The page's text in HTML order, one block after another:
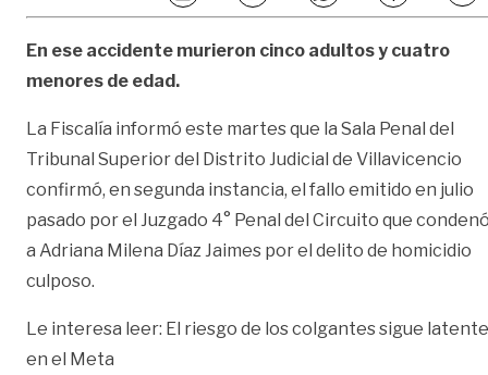
En ese accidente murieron cinco adultos y cuatro
menores de edad.
La Fiscalía informó este martes que la Sala Penal del
Tribunal Superior del Distrito Judicial de Villavicencio
confirmó, en segunda instancia, el fallo emitido en julio
pasado por el Juzgado 4° Penal del Circuito que
a Adriana Milena Díaz Jaimes por el delito de homicidio
culposo.
Le interesa leer: El riesgo de los colgantes sigue latente
en el Meta